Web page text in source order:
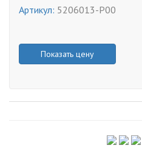
Артикул: 5206013-P00
Показать цену